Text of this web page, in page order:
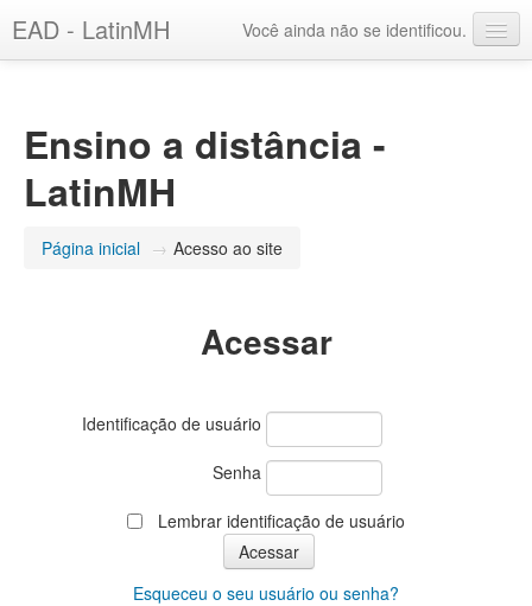
EAD - LatinMH
Você ainda não se identificou.
Ensino a distância -
LatinMH
Página inicial → Acesso ao site
Acessar
Identificação de usuário
Senha
Lembrar identificação de usuário
Esqueceu o seu usuário ou senha?